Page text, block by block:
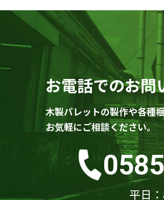
お電話でのお問
木製パレットの製作や各種
お気軽にご相談ください。
平日